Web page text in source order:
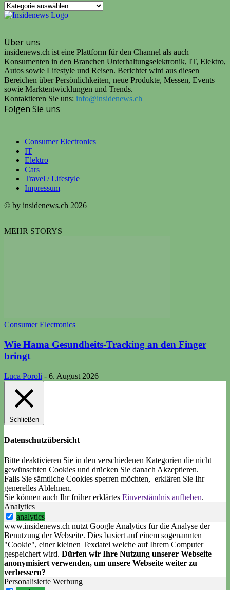
UNSERE
KATEGORIEN
Über uns
insidenews.ch ist eine Plattform für den Channel als auch
Konsumenten in den Branchen Unterhaltungselektronik, IT, Elektro,
Autos sowie Lifestyle und Reisen. Berichtet wird aus diesen
Bereichen über Persönlichkeiten, neue Produkte, Messen, Events
sowie Marktentwicklungen und Trends.
Kontaktieren Sie uns: info@insidenews.ch
Folgen Sie uns
Consumer Electronics
IT
Elektro
Cars
Travel / Lifestyle
Impressum
© by insidenews.ch 2026
MEHR STORYS
Consumer Electronics
Wie Hama Gesundheits-Tracking an den Finger
bringt
Luca Poroli - 6. August 2026
Schließen
Datenschutzübersicht
Bitte deaktivieren Sie in den verschiedenen Kategorien die nicht
gewünschten Cookies und drücken Sie danach Akzeptieren.
Falls Sie sämtliche Cookies sperren möchten, erklären Sie Ihr
generelles Ablehnen.
Sie können auch Ihr früher erklärtes Einverständnis aufheben.
Analytics
analytics
www.insidenews.ch nutzt Google Analytics für die Analyse der
Benutzung der Webseite. Dies basiert auf einem sogenannten
"Cookie", einer kleinen Texdatei welche auf Ihrem Computer
gespeichert wird. Dürfen wir Ihre Nutzung unserer Webseite
anonymisiert verwenden, um unsere Webseite weiter zu
verbessern?
Personalisierte Werbung